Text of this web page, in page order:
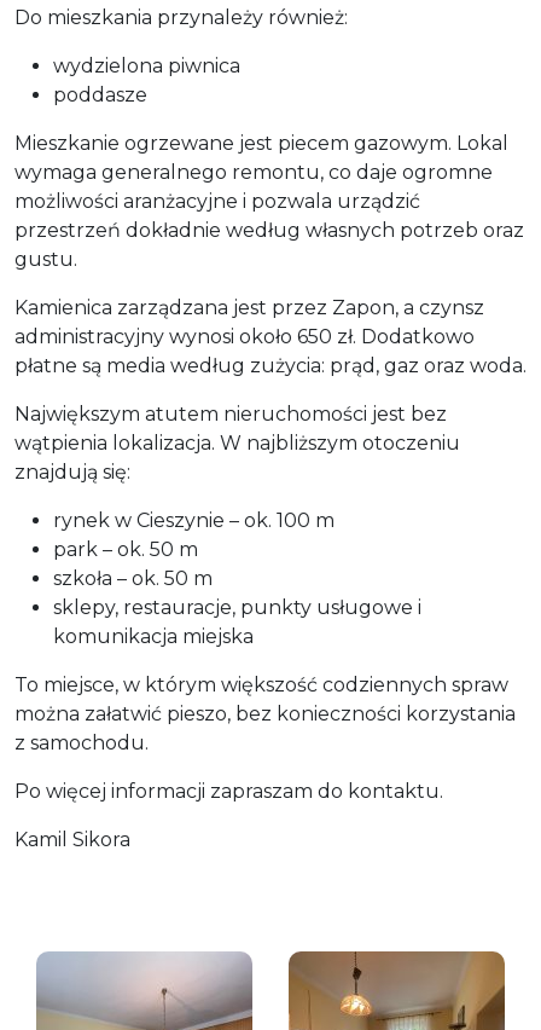
Do mieszkania przynależy również:
wydzielona piwnica
poddasze
Mieszkanie ogrzewane jest piecem gazowym. Lokal
wymaga generalnego remontu, co daje ogromne
możliwości aranżacyjne i pozwala urządzić
przestrzeń dokładnie według własnych potrzeb oraz
gustu.
Kamienica zarządzana jest przez Zapon, a czynsz
administracyjny wynosi około 650 zł. Dodatkowo
płatne są media według zużycia: prąd, gaz oraz woda.
Największym atutem nieruchomości jest bez
wątpienia lokalizacja. W najbliższym otoczeniu
znajdują się:
rynek w Cieszynie – ok. 100 m
park – ok. 50 m
szkoła – ok. 50 m
sklepy, restauracje, punkty usługowe i
komunikacja miejska
To miejsce, w którym większość codziennych spraw
można załatwić pieszo, bez konieczności korzystania
z samochodu.
Po więcej informacji zapraszam do kontaktu.
Kamil Sikora